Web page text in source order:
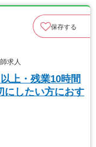
保存する
求人
上・残業10時間
にしたい方におす